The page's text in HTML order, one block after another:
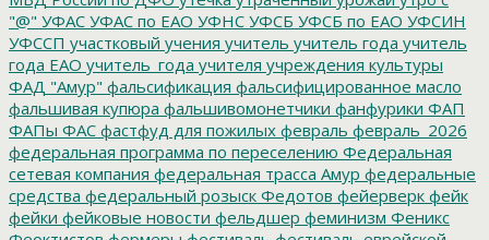
"@" УФАС УФАС по ЕАО УФНС УФСБ УФСБ по ЕАО УФСИН
УФССП участковый учения учитель учитель года учитель
года ЕАО учитель_года учителя учреждения культуры
ФАД "Амур" фальсификация фальсифицированное масло
фальшивая купюра фальшивомонетчики фанфурики ФАП
ФАПы ФАС фастфуд для пожилых февраль февраль_2026
федеральная программа по переселению Федеральная
сетевая компания федеральная трасса Амур федеральные
средства федеральный розыск Федотов фейерверк фейк
фейки фейковые новости фельдшер феминизм Феникс